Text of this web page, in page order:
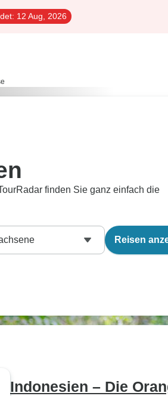
12 Aug, 2026
finden Sie ganz einfach die
Reisen
Indonesien – Die